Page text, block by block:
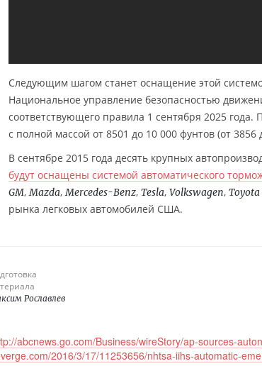
Следующим шагом станет оснащение этой
Национальное управление безопасностью
соответствующего правила 1 сентября 2025
с полной массой от 8501 до 10 000 фунтов (от 3856
В сентябре 2015 года десять крупных
будут оснащены системой автоматического
GM,Mazda,Mercedes-Benz, Tesla, Volkswagen, Toyota
рынка легковых автомобилей США.
Рославлев
abcnews.go.com/Business/wireStory/ap-sources-
2016/3/17/11253656/nhtsa-iihs-automatic-